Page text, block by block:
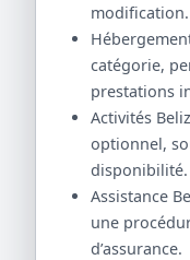
modification.
catégorie,
prestations
Activités
optionnel,
disponibilité.
Assistance
une
d’assurance.